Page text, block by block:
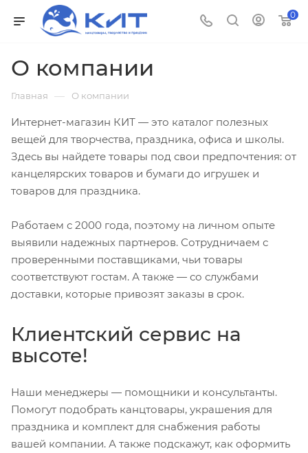
0
О компании
Главная — О компании
Интернет-магазин КИТ — это каталог полезных
вещей для творчества, праздника, офиса и школы.
Здесь вы найдете товары под свои предпочтения: от
канцелярских товаров и бумаги до игрушек и
товаров для праздника.
Работаем с 2000 года, поэтому на личном опыте
выявили надежных партнеров. Сотрудничаем с
проверенными поставщиками, чьи товары
соответствуют гостам. А также — со службами
доставки, которые привозят заказы в срок.
Клиентский сервис на
высоте!
Наши менеджеры — помощники и консультанты.
Помогут подобрать канцтовары, украшения для
праздника и комплект для снабжения работы
вашей компании. А также подскажут, как оформить